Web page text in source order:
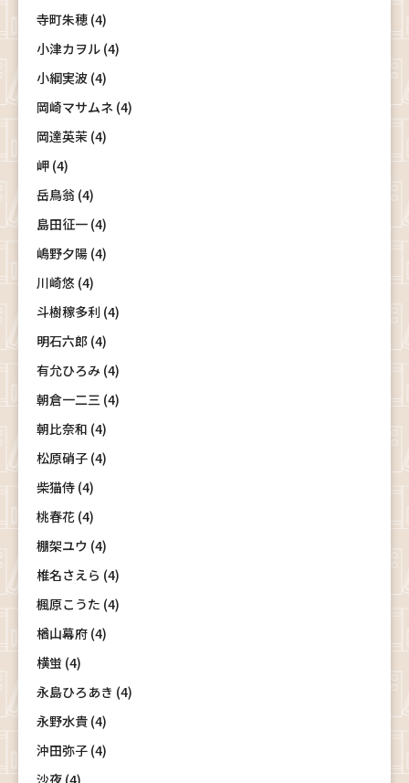
寺町朱穂 (4)
小津カヲル (4)
小綱実波 (4)
岡崎マサムネ (4)
岡達英茉 (4)
岬 (4)
岳鳥翁 (4)
島田征一 (4)
嶋野夕陽 (4)
川崎悠 (4)
斗樹稼多利 (4)
明石六郎 (4)
有允ひろみ (4)
朝倉一二三 (4)
朝比奈和 (4)
松原硝子 (4)
柴猫侍 (4)
桃春花 (4)
棚架ユウ (4)
椎名さえら (4)
楓原こうた (4)
楢山幕府 (4)
横蛍 (4)
永島ひろあき (4)
永野水貴 (4)
沖田弥子 (4)